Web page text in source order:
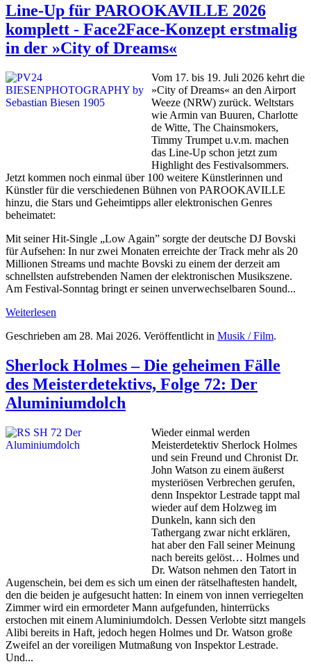
Line-Up für PAROOKAVILLE 2026
komplett - Face2Face-Konzept erstmalig
in der »City of Dreams«
Vom 17. bis 19. Juli 2026 kehrt die
»City of Dreams« an den Airport
Weeze (NRW) zurück. Weltstars
wie Armin van Buuren, Charlotte
de Witte, The Chainsmokers,
Timmy Trumpet u.v.m. machen
das Line-Up schon jetzt zum
Highlight des Festivalsommers.
Jetzt kommen noch einmal über 100 weitere Künstlerinnen und
Künstler für die verschiedenen Bühnen von PAROOKAVILLE
hinzu, die Stars und Geheimtipps aller elektronischen Genres
beheimatet:
Mit seiner Hit-Single „Low Again” sorgte der deutsche DJ Bovski
für Aufsehen: In nur zwei Monaten erreichte der Track mehr als 20
Millionen Streams und machte Bovski zu einem der derzeit am
schnellsten aufstrebenden Namen der elektronischen Musikszene.
Am Festival-Sonntag bringt er seinen unverwechselbaren Sound...
Weiterlesen
Geschrieben am 28. Mai 2026. Veröffentlicht in Musik / Film.
Sherlock Holmes – Die geheimen Fälle
des Meisterdetektivs, Folge 72: Der
Aluminiumdolch
Wieder einmal werden
Meisterdetektiv Sherlock Holmes
und sein Freund und Chronist Dr.
John Watson zu einem äußerst
mysteriösen Verbrechen gerufen,
denn Inspektor Lestrade tappt mal
wieder auf dem Holzweg im
Dunkeln, kann sich den
Tathergang zwar nicht erklären,
hat aber den Fall seiner Meinung
nach bereits gelöst… Holmes und
Dr. Watson nehmen den Tatort in
Augenschein, bei dem es sich um einen der rätselhaftesten handelt,
den die beiden je aufgesucht hatten: In einem von innen verriegelten
Zimmer wird ein ermordeter Mann aufgefunden, hinterrücks
erstochen mit einem Aluminiumdolch. Dessen Verlobte sitzt mangels
Alibi bereits in Haft, jedoch hegen Holmes und Dr. Watson große
Zweifel an der voreiligen Mutmaßung von Inspektor Lestrade.
Und...